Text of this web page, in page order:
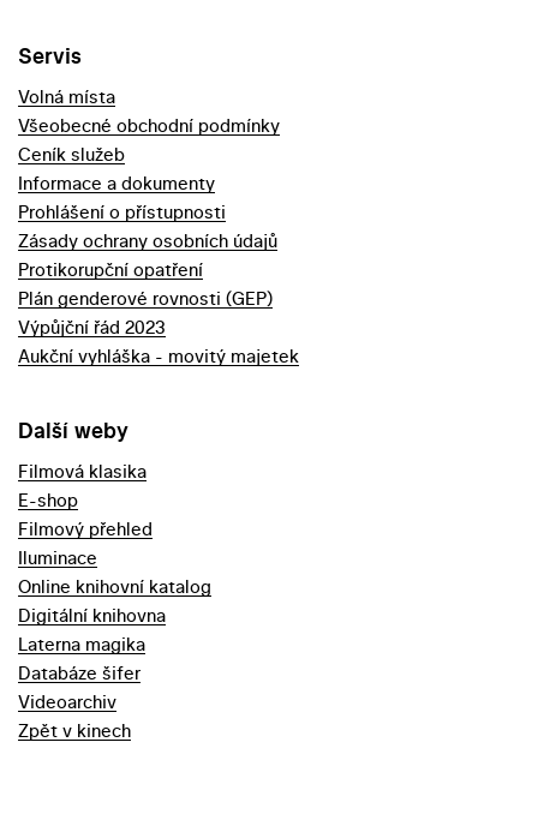
Servis
Volná místa
Všeobecné obchodní podmínky
Ceník služeb
Informace a dokumenty
Prohlášení o přístupnosti
Zásady ochrany osobních údajů
Protikorupční opatření
Plán genderové rovnosti (GEP)
Výpůjční řád 2023
Aukční vyhláška - movitý majetek
Další weby
Filmová klasika
E-shop
Filmový přehled
Iluminace
Online knihovní katalog
Digitální knihovna
Laterna magika
Databáze šifer
Videoarchiv
Zpět v kinech